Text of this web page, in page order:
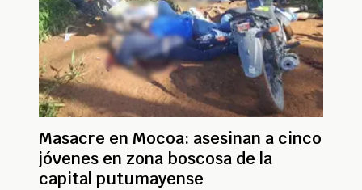
Masacre en Mocoa: asesinan a cinco
jóvenes en zona boscosa de la
capital putumayense